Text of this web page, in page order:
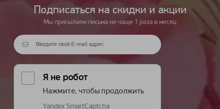
Подписаться на cкидки и акции
Мы присылаем письма не чаще 1 раза в месяц